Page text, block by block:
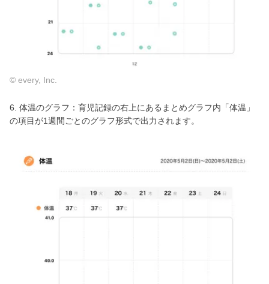
© every, Inc.
6. 体温のグラフ：育児記録の右上にあるまとめグラフ内「体温」
の項目が1週間ごとのグラフ形式で出力されます。